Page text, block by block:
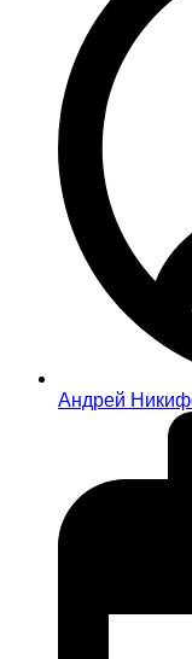
Андрей